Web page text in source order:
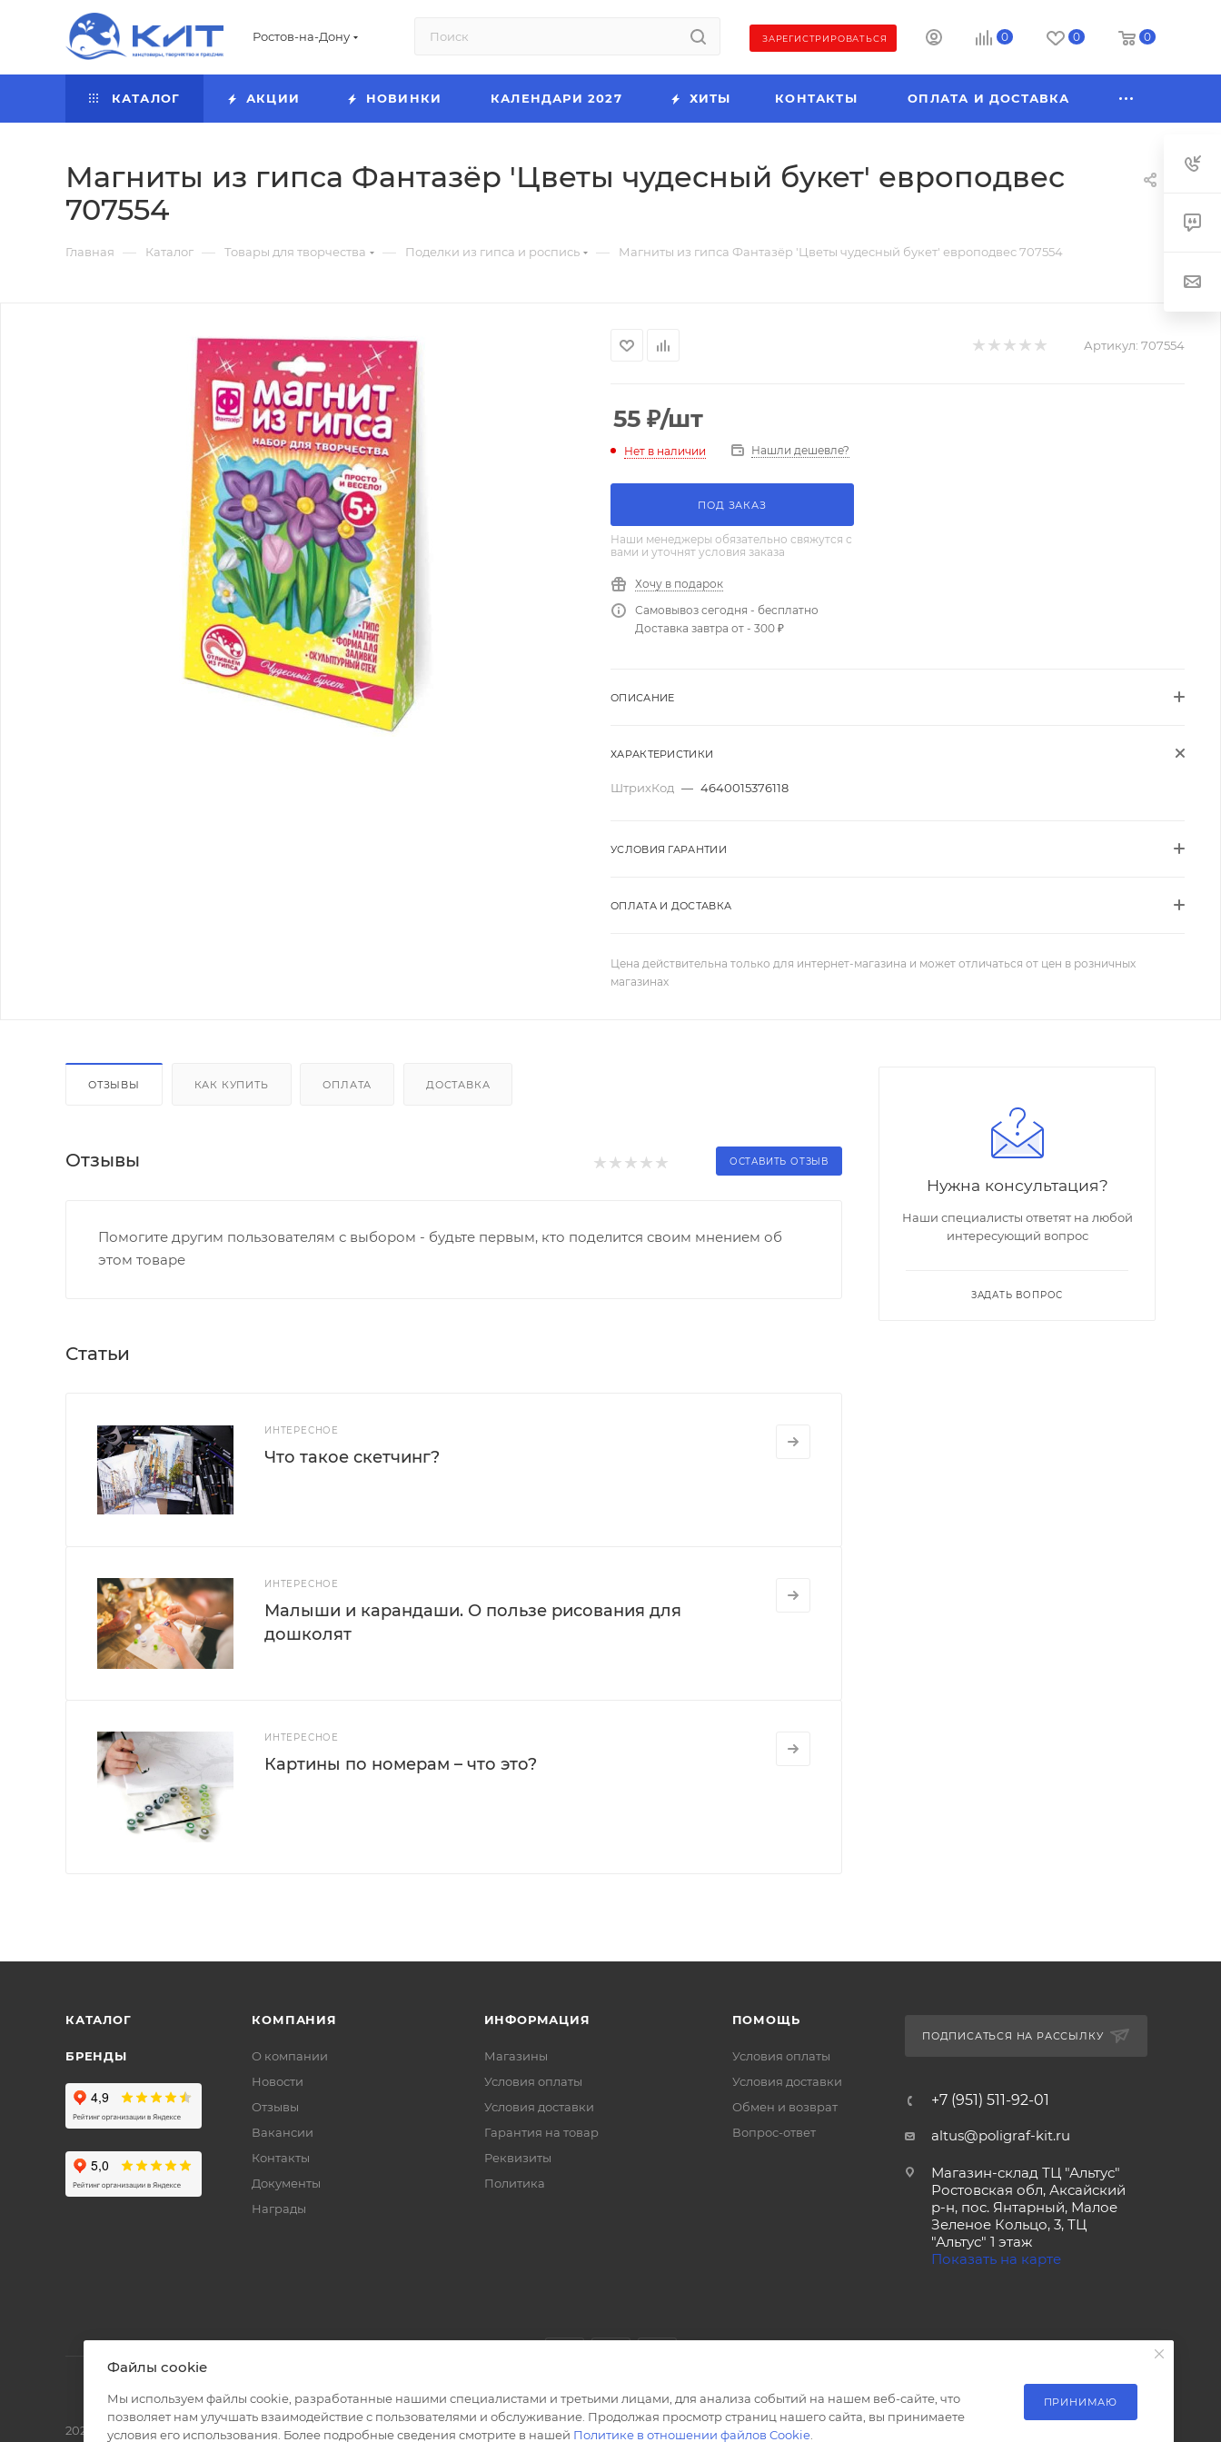
Ростов-на-Дону ЗАРЕГИСТРИРОВАТЬСЯ 0 0 0
КАТАЛОГ АКЦИИ НОВИНКИ КАЛЕНДАРИ 2027 ХИТЫ КОНТАКТЫ ОПЛАТА И ДОСТАВКА
Магниты из гипса Фантазёр 'Цветы чудесный букет' европодвес
707554
Главная — Каталог — Товары для творчества — Поделки из гипса и роспись — Магниты из гипса Фантазёр 'Цветы чудесный букет' европодвес 707554
Артикул: 707554
55 ₽/шт
Нет в наличии Нашли дешевле?
ПОД ЗАКАЗ
Наши менеджеры обязательно свяжутся с
вами и уточнят условия заказа
Хочу в подарок
Самовывоз сегодня - бесплатно
Доставка завтра от - 300 ₽
ОПИСАНИЕ
ХАРАКТЕРИСТИКИ
ШтрихКод — 4640015376118
УСЛОВИЯ ГАРАНТИИ
ОПЛАТА И ДОСТАВКА
Цена действительна только для интернет-магазина и может отличаться от цен в розничных
магазинах
ОТЗЫВЫ КАК КУПИТЬ ОПЛАТА ДОСТАВКА
Отзывы ОСТАВИТЬ ОТЗЫВ
Помогите другим пользователям с выбором - будьте первым, кто поделится своим мнением об
этом товаре
Статьи
ИНТЕРЕСНОЕ
Что такое скетчинг?
ИНТЕРЕСНОЕ
Малыши и карандаши. О пользе рисования для
дошколят
ИНТЕРЕСНОЕ
Картины по номерам – что это?
Нужна консультация?
Наши специалисты ответят на любой
интересующий вопрос
ЗАДАТЬ ВОПРОС
КАТАЛОГ
БРЕНДЫ
КОМПАНИЯ
О компании
Новости
Отзывы
Вакансии
Контакты
Документы
Награды
ИНФОРМАЦИЯ
Магазины
Условия оплаты
Условия доставки
Гарантия на товар
Реквизиты
Политика
ПОМОЩЬ
Условия оплаты
Условия доставки
Обмен и возврат
Вопрос-ответ
ПОДПИСАТЬСЯ НА РАССЫЛКУ
+7 (951) 511-92-01
altus@poligraf-kit.ru
Магазин-склад ТЦ "Альтус"
Ростовская обл, Аксайский
р-н, пос. Янтарный, Малое
Зеленое Кольцо, 3, ТЦ
"Альтус" 1 этаж
Показать на карте
2026 © Полиграф кит - интернет-магазин
Файлы cookie
Мы используем файлы cookie, разработанные нашими специалистами и третьими лицами, для анализа событий на нашем веб-сайте, что
позволяет нам улучшать взаимодействие с пользователями и обслуживание. Продолжая просмотр страниц нашего сайта, вы принимаете
условия его использования. Более подробные сведения смотрите в нашей Политике в отношении файлов Cookie
ПРИНИМАЮ